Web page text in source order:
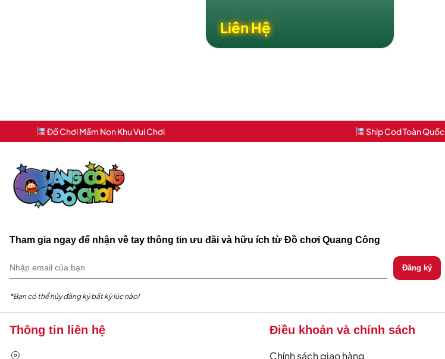
Liên Hệ
Đồ Chơi Mầm Non Khu Vui Chơi Ship Cod Toàn Quốc
Tham gia ngay để nhận về tay thông tin ưu đãi và hữu ích từ Đồ chơi Quang Công
*Bạn có thể hủy đăng ký bất kỳ lúc nào!
Thông tin liên hệ Điều khoản và chính sách
Chính sách giao hàng